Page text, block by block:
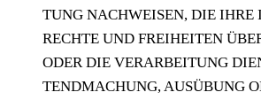
TUNG NACH­WEI­SEN, DIE IHRE
RECH­TE UND FREI­HEI­TEN
ODER DIE VER­AR­BEI­TUNG
TEND­MA­CHUNG, AUS­ÜBUNG